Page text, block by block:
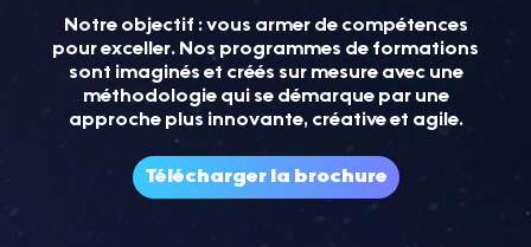
Notre objectif : vous armer de compétences
pour exceller. Nos programmes de formations
sont imaginés et créés sur mesure avec une
méthodologie qui se démarque par une
approche plus innovante, créative et agile.
Télécharger la brochure